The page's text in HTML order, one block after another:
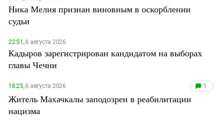
Ника Мелия признан виновным в оскорблении
судьи
22:51,6 августа 2026
Кадыров зарегистрирован кандидатом на выборах
главы Чечни
18:25,6 августа 2026 1
Житель Махачкалы заподозрен в реабилитации
нацизма